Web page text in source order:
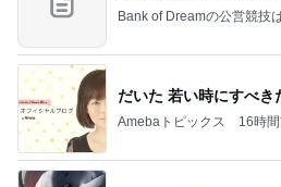
Bank of Dreamの公営競技
だいた 若い時にすべき
Amebaトピックス 16時